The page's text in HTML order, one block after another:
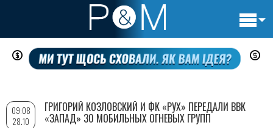
Перейти
содержанию
09:08
28.10
ГРИГОРИЙ КОЗЛОВСКИЙ И ФК «РУХ» ПЕРЕДАЛИ ВВК
«ЗАПАД» 30 МОБИЛЬНЫХ ОГНЕВЫХ ГРУПП